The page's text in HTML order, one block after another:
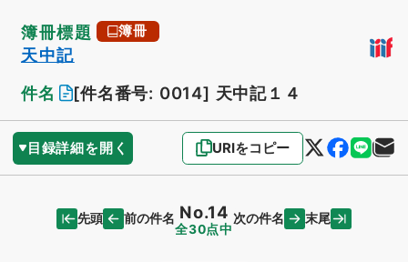
簿冊標題 簿冊
天中記
件名
[件名番号: 0014] 天中記１４
目録詳細を開く URIをコピー
先頭 前の件名 No.14
全30点中
次の件名 末尾